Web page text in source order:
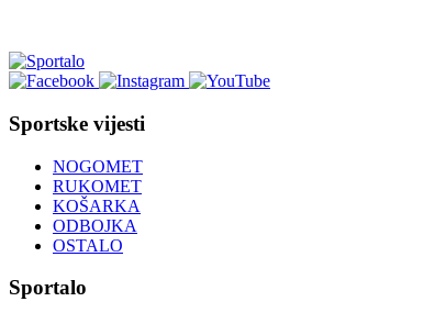
Sportske vijesti
NOGOMET
RUKOMET
KOŠARKA
ODBOJKA
OSTALO
Sportalo